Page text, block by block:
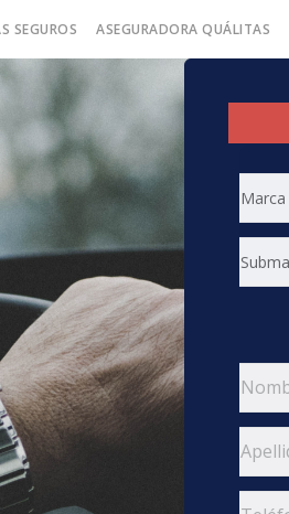
SEGUROS ASEGURADORA QUÁLITAS